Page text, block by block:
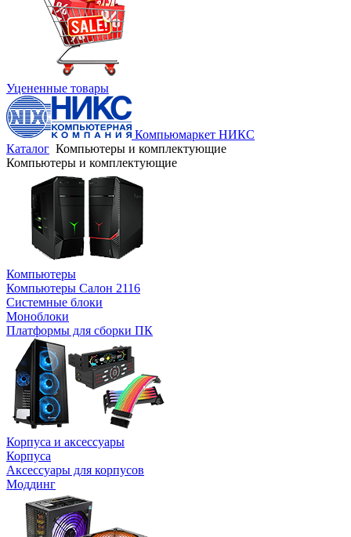
Уцененные товары
Компьюмаркет НИКС
Каталог Компьютеры и комплектующие
Компьютеры и комплектующие
Компьютеры
Компьютеры Салон 2116
Системные блоки
Моноблоки
Платформы для сборки ПК
Корпуса и аксессуары
Корпуса
Аксессуары для корпусов
Моддинг